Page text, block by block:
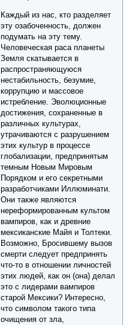
Каждый из нас, кто разделяет
эту озабоченность, должен
подумать на эту тему.
Человеческая раса планеты
Земля скатывается в
распространяющуюся
нестабильность, безумие,
коррупцию и массовое
истребление. Эволюционные
достижения, сохраненные в
различных культурах,
утрачиваются с разрушением
этих культур в процессе
глобализации, предпринятым
темным Новым Мировым
Порядком и его секретными
разработчиками Иллюминати.
Они также являются
нереформированным культом
вампиров, как и древние
мексиканские Майя и Толтеки.
Возможно, Бросившему вызов
смерти следует предпринять
что-то в отношении личностей
этих людей, как он (она) делал
это с лидерами вампиров
старой Мексики? Интересно,
что символом такого типа
очищения от зла,